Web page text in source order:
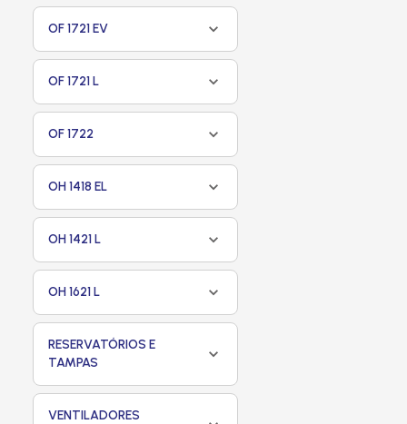
OF 1721 EV
OF 1721 L
OF 1722
OH 1418 EL
OH 1421 L
OH 1621 L
RESERVATÓRIOS E
TAMPAS
VENTILADORES